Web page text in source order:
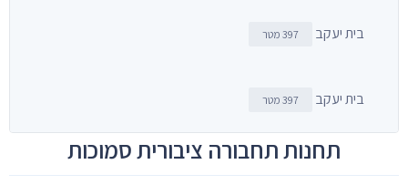
בית יעקב 397 מטר
בית יעקב 397 מטר
תחנות תחבורה ציבורית סמוכות